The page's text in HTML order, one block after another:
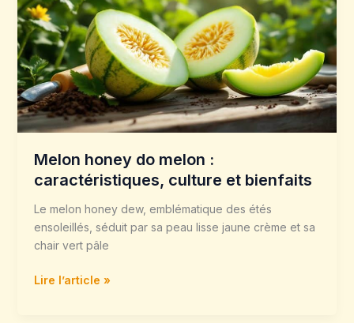
Melon honey do melon :
caractéristiques, culture et bienfaits
Le melon honey dew, emblématique des étés
ensoleillés, séduit par sa peau lisse jaune crème et sa
chair vert pâle
melon
:
caractéristiques,
culture
et
bienfaits
Lire l’article »